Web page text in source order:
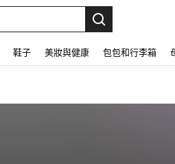
鞋子 美妝與健康 包包和行李箱